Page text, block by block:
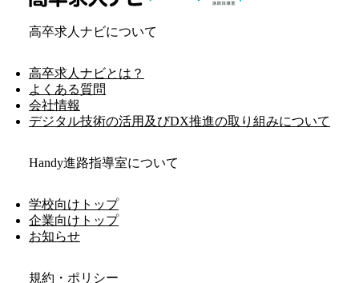
高卒求人ナビについて
高卒求人ナビとは？
よくある質問
会社情報
デジタル技術の活用及びDX推進の取り組みについて
Handy進路指導室について
学校向けトップ
企業向けトップ
お知らせ
規約・ポリシー